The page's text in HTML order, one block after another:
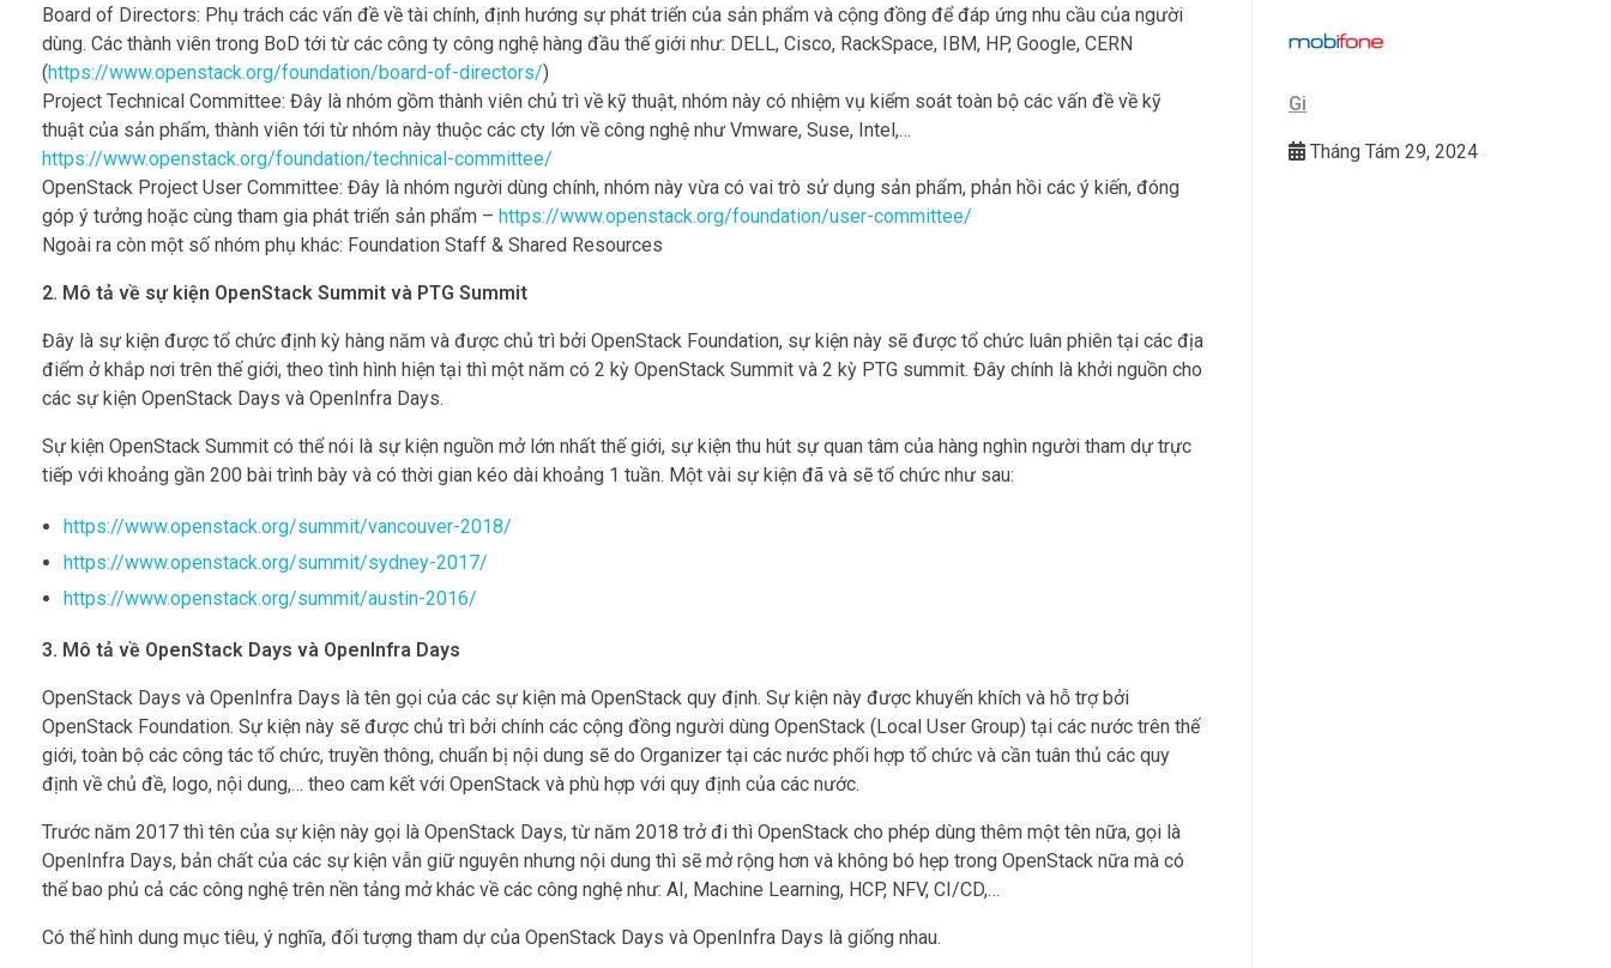
Board of Directors: Phụ trách các vấn đề về tài chính, định hướng sự phát triển của sản phẩm và cộng đồng để đáp ứng nhu cầu của người
dùng. Các thành viên trong BoD tới từ các công ty công nghệ hàng đầu thế giới như: DELL, Cisco, RackSpace, IBM, HP, Google, CERN
(https://www.openstack.org/foundation/board-of-directors/)
Project Technical Committee: Đây là nhóm gồm thành viên chủ trì về kỹ thuật, nhóm này có nhiệm vụ kiểm soát toàn bộ các vấn đề về kỹ
thuật của sản phẩm, thành viên tới từ nhóm này thuộc các cty lớn về công nghệ như Vmware, Suse, Intel,…
https://www.openstack.org/foundation/technical-committee/
OpenStack Project User Committee: Đây là nhóm người dùng chính, nhóm này vừa có vai trò sử dụng sản phẩm, phản hồi các ý kiến, đóng
góp ý tưởng hoặc cùng tham gia phát triển sản phẩm – https://www.openstack.org/foundation/user-committee/
Ngoài ra còn một số nhóm phụ khác: Foundation Staff & Shared Resources
2. Mô tả về sự kiện OpenStack Summit và PTG Summit
Đây là sự kiện được tổ chức định kỳ hàng năm và được chủ trì bởi OpenStack Foundation, sự kiện này sẽ được tổ chức luân phiên tại các địa
điểm ở khắp nơi trên thế giới, theo tình hình hiện tại thì một năm có 2 kỳ OpenStack Summit và 2 kỳ PTG summit. Đây chính là khởi nguồn cho
các sự kiện OpenStack Days và OpenInfra Days.
Sự kiện OpenStack Summit có thể nói là sự kiện nguồn mở lớn nhất thế giới, sự kiện thu hút sự quan tâm của hàng nghìn người tham dự trực
tiếp với khoảng gần 200 bài trình bày và có thời gian kéo dài khoảng 1 tuần. Một vài sự kiện đã và sẽ tổ chức như sau:
https://www.openstack.org/summit/vancouver-2018/
https://www.openstack.org/summit/sydney-2017/
https://www.openstack.org/summit/austin-2016/
3. Mô tả về OpenStack Days và OpenInfra Days
OpenStack Days và OpenInfra Days là tên gọi của các sự kiện mà OpenStack quy định. Sự kiện này được khuyến khích và hỗ trợ bởi
OpenStack Foundation. Sự kiện này sẽ được chủ trì bởi chính các cộng đồng người dùng OpenStack (Local User Group) tại các nước trên thế
giới, toàn bộ các công tác tổ chức, truyền thông, chuẩn bị nội dung sẽ do Organizer tại các nước phối hợp tổ chức và cần tuân thủ các quy
định về chủ đề, logo, nội dung,… theo cam kết với OpenStack và phù hợp với quy định của các nước.
Trước năm 2017 thì tên của sự kiện này gọi là OpenStack Days, từ năm 2018 trở đi thì OpenStack cho phép dùng thêm một tên nữa, gọi là
OpenInfra Days, bản chất của các sự kiện vẫn giữ nguyên nhưng nội dung thì sẽ mở rộng hơn và không bó hẹp trong OpenStack nữa mà có
thể bao phủ cả các công nghệ trên nền tảng mở khác về các công nghệ như: AI, Machine Learning, HCP, NFV, CI/CD,…
Có thể hình dung mục tiêu, ý nghĩa, đối tượng tham dự của OpenStack Days và OpenInfra Days là giống nhau.
Gi
Tháng Tám 29, 2024